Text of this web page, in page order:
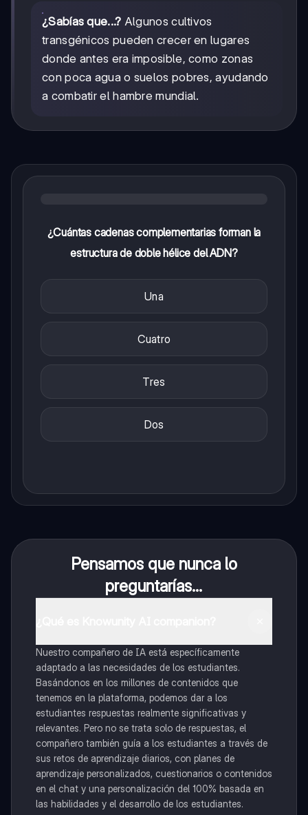
¿Sabías que...? Algunos cultivos
transgénicos pueden crecer en lugares
donde antes era imposible, como zonas
con poca agua o suelos pobres, ayudando
a combatir el hambre mundial.
¿Cuántas cadenas complementarias forman la
estructura de doble hélice del ADN?
Una
Cuatro
Tres
Dos
Pensamos que nunca lo
preguntarías...
Nuestro compañero de IA está específicamente
adaptado a las necesidades de los estudiantes.
Basándonos en los millones de contenidos que
tenemos en la plataforma, podemos dar a los
estudiantes respuestas realmente significativas y
relevantes. Pero no se trata solo de respuestas, el
compañero también guía a los estudiantes a través de
sus retos de aprendizaje diarios, con planes de
aprendizaje personalizados, cuestionarios o contenidos
en el chat y una personalización del 100% basada en
las habilidades y el desarrollo de los estudiantes.